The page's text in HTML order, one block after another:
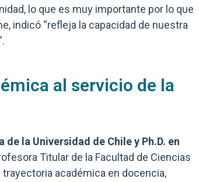
lo que es muy importante por lo que
indicó “refleja la capacidad de nuestra
al servicio de la
la Universidad de Chile y Ph.D. en
Titular de la Facultad de Ciencias
académica en docencia,